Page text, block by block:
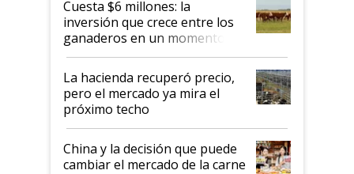
Cuesta $6 millones: la
inversión que crece entre los
ganaderos en un momento
histórico para la actividad
La hacienda recuperó precio,
pero el mercado ya mira el
próximo techo
China y la decisión que puede
cambiar el mercado de la carne